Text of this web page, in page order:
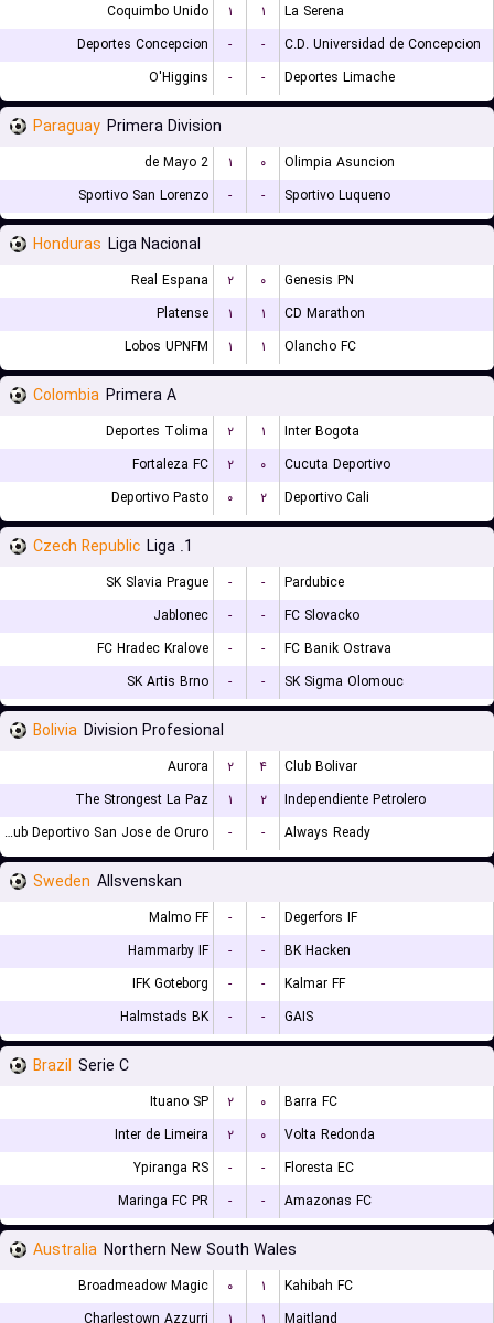
Coquimbo Unido ۱ ۱
La Serena
Deportes Concepcion
- -
C.D. Universidad de Concepcion
O'Higgins
- - Deportes Limache
Paraguay Primera Division
2 de Mayo ۱ ۰
Olimpia Asuncion
Sportivo San Lorenzo
- - Sportivo Luqueno
Honduras Liga Nacional
Real Espana ۲ ۰
Genesis PN
Platense
۱ ۱
CD Marathon
Lobos UPNFM
۱ ۱ Olancho FC
Colombia Primera A
Deportes Tolima ۲ ۱
Inter Bogota
Fortaleza FC
۲ ۰
Cucuta Deportivo
Deportivo Pasto
۰ ۲ Deportivo Cali
Czech Republic 1. Liga
SK Slavia Prague - -
Pardubice
Jablonec
- -
FC Slovacko
FC Hradec Kralove
- -
FC Banik Ostrava
SK Artis Brno
- - SK Sigma Olomouc
Bolivia Division Profesional
Aurora ۲ ۴
Club Bolivar
The Strongest La Paz
۱ ۲
Independiente Petrolero
GV Club Deportivo San Jose de Oruro
- - Always Ready
Sweden Allsvenskan
Malmo FF - -
Degerfors IF
Hammarby IF
- -
BK Hacken
IFK Goteborg
- -
Kalmar FF
Halmstads BK
- - GAIS
Brazil Serie C
Ituano SP ۲ ۰
Barra FC
Inter de Limeira
۲ ۰
Volta Redonda
Ypiranga RS
- -
Floresta EC
Maringa FC PR
- - Amazonas FC
Australia Northern New South Wales
Broadmeadow Magic ۰ ۱
Kahibah FC